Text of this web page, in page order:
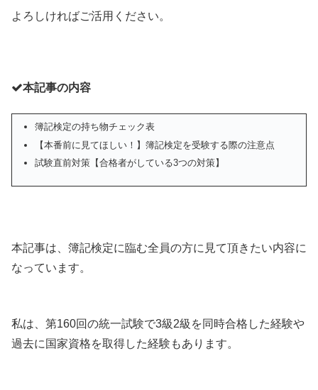
よろしければご活用ください。
本記事の内容
簿記検定の持ち物チェック表
【本番前に見てほしい！】簿記検定を受験する際の注意点
試験直前対策【合格者がしている3つの対策】
本記事は、簿記検定に臨む全員の方に見て頂きたい内容に
なっています。
私は、第160回の統一試験で3級2級を同時合格した経験や
過去に国家資格を取得した経験もあります。